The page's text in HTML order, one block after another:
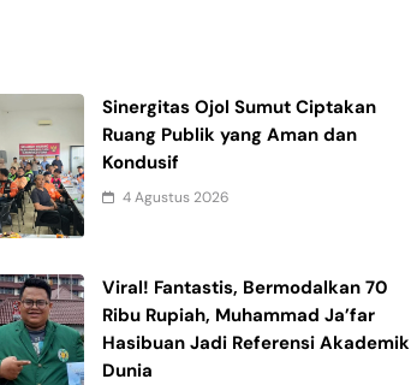
Sinergitas Ojol Sumut Ciptakan
Ruang Publik yang Aman dan
Kondusif
4 Agustus 2026
Viral! Fantastis, Bermodalkan 70
Ribu Rupiah, Muhammad Ja’far
Hasibuan Jadi Referensi Akademik
Dunia